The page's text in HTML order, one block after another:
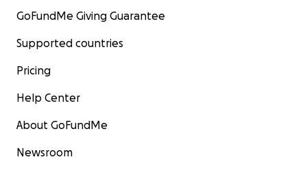
GoFundMe Giving Guarantee
Supported countries
Pricing
Help Center
About GoFundMe
Newsroom